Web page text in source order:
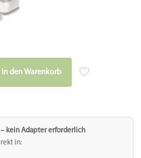
In den Warenkorb
kein Adapter erforderlich
in: